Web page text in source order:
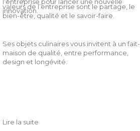
innovation.
valeurs de l’entreprise sont le partage, le
bien-être, qualité et le savoir-faire.
Ses objets culinaires vous invitent à un fait-
maison de qualité, entre performance,
design et longévité.
Lire la suite